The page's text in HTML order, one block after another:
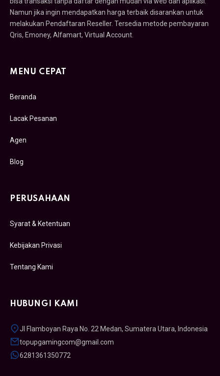
Namun jika ingin mendapatkan harga terbaik disarankan untuk
melakukan Pendaftaran Reseller. Tersedia metode pembayaran
Qris, Emoney, Alfamart, Virtual Account.
MENU CEPAT
Beranda
Lacak Pesanan
Agen
Blog
PERUSAHAAN
Syarat & Ketentuan
Kebijakan Privasi
Tentang Kami
HUBUNGI KAMI
Jl Flamboyan Raya No. 22 Medan, Sumatera Utara, Indonesia
topupgamingcom@gmail.com
6281361350772